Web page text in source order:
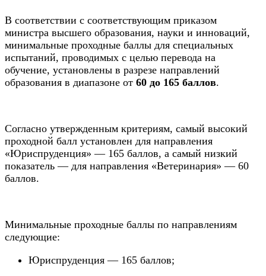
В соответствии с соответствующим приказом
министра высшего образования, науки и инноваций,
минимальные проходные баллы для специальных
испытаний, проводимых с целью перевода на
обучение, установлены в разрезе направлений
образования в диапазоне от 60 до 165 баллов.
Согласно утвержденным критериям, самый высокий
проходной балл установлен для направления
«Юриспруденция» — 165 баллов, а самый низкий
показатель — для направления «Ветеринария» — 60
баллов.
Минимальные проходные баллы по направлениям
следующие:
Юриспруденция — 165 баллов;